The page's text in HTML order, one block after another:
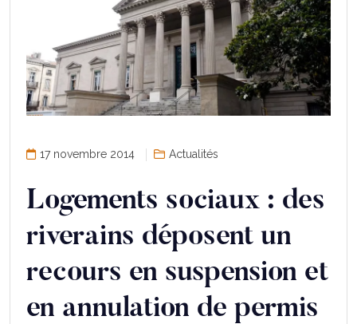
17 novembre 2014 Actualités
Logements sociaux : des
riverains déposent un
recours en suspension et
en annulation de permis